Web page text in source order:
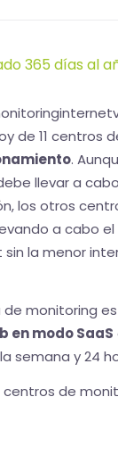
365 días al
de 11 centros
.
llevar a
los otros
a cabo
la menor
monitoring
en modo SaaS
semana y 24
de